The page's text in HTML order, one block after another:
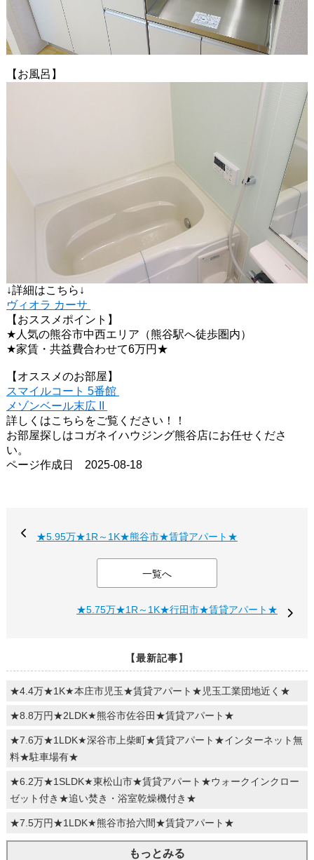
【お風呂】
↓詳細はこちら↓
ヴィオラ カーサ
【おススメポイント】
★人気の熊谷市中西エリア（熊谷駅へ徒歩圏内）
★家賃・共益費合わせて6万円★
【オススメのお部屋】
スマイルコート 5番館
メゾンベール末広 II
詳しくはこちらをご覧ください！！
お部屋探しはコガネイハウジング熊谷店にお任せくださ
い。
ページ作成日 2025-08-18
★5.95万★1R～1K★熊谷市★賃貸アパート★
一覧へ
★5.75万★1R～1K★行田市★賃貸アパート★
【最新記事】
★4.4万★1K★本庄市児玉★賃貸アパート★児玉工業団地近く★
★8.8万円★2LDK★熊谷市佐谷田★賃貸アパート★
★7.6万★1LDK★深谷市上柴町★賃貸アパート★インターネット無
料★駐車場有★
★6.2万★1SLDK★東松山市★賃貸アパート★ウォークインクロー
ゼット付き★追い焚き・浴室乾燥機付き★
★7.5万円★1LDK★熊谷市拾六間★賃貸アパート★
もっとみる